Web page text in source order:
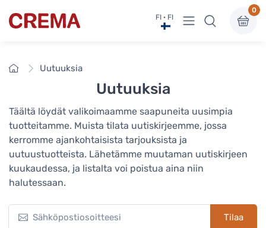
Crema FI · FI Näytä valikko
0
EtusivuUutuuksia
Uutuuksia
Täältä löydät valikoimaamme saapuneita uusimpia
tuotteitamme. Muista tilata uutiskirjeemme, jossa
kerromme ajankohtaisista tarjouksista ja
uutuustuotteista. Lähetämme muutaman uutiskirjeen
kuukaudessa, ja listalta voi poistua aina niin
halutessaan.
Tilaa